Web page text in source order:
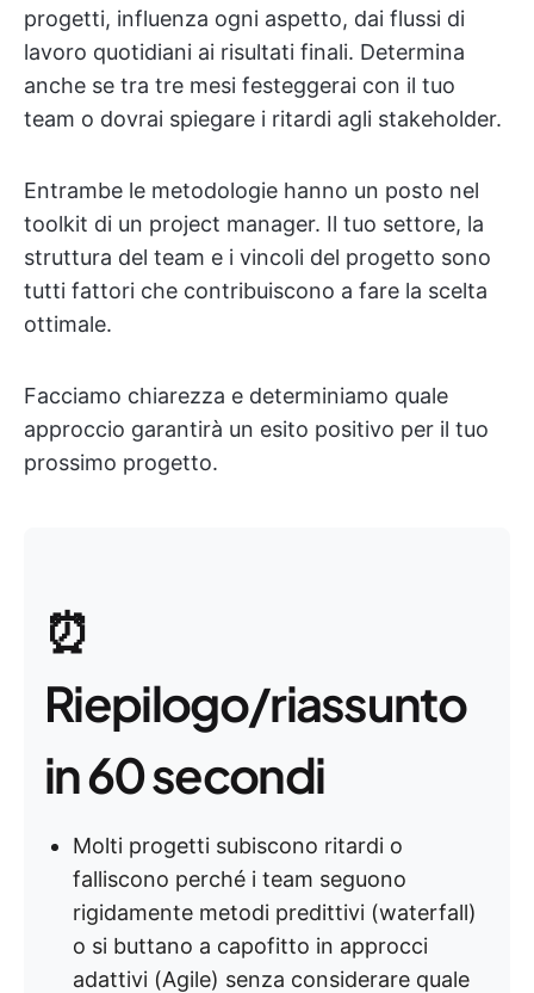
progetti, influenza ogni aspetto, dai flussi di
lavoro quotidiani ai risultati finali. Determina
anche se tra tre mesi festeggerai con il tuo
team o dovrai spiegare i ritardi agli stakeholder.
Entrambe le metodologie hanno un posto nel
toolkit di un project manager. Il tuo settore, la
struttura del team e i vincoli del progetto sono
tutti fattori che contribuiscono a fare la scelta
ottimale.
Facciamo chiarezza e determiniamo quale
approccio garantirà un esito positivo per il tuo
prossimo progetto.
⏰
Riepilogo/riassunto
in 60 secondi
Molti progetti subiscono ritardi o
falliscono perché i team seguono
rigidamente metodi predittivi (waterfall)
o si buttano a capofitto in approcci
adattivi (Agile) senza considerare quale